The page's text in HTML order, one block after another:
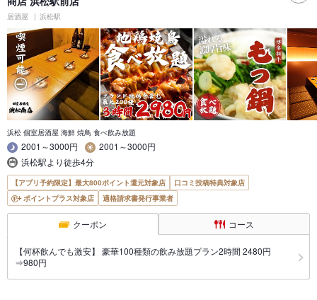
居酒屋 浜松駅
浜松 個室居酒屋 海鮮 焼鳥 食べ飲み放題
2001～3000円
2001～3000円
浜松駅より徒歩4分
【アプリ予約限定】最大800ポイント還元対象店
口コミ投稿特典対象店
ポイントプラス対象店
適格請求書発行事業者
クーポン コース
【何杯飲んでも激安】 豪華100種類の飲み放題プラン2時間 2480円
⇒980円